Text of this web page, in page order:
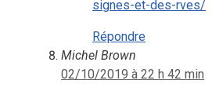
signes-et-des-rves/
Répondre
Michel Brown
02/10/2019 à 22 h 42 min